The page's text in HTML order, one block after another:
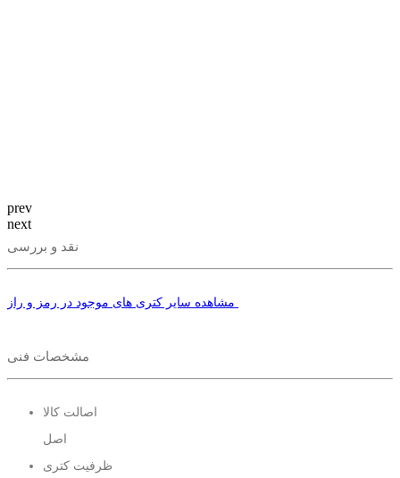
prev
next
نقد و بررسی
مشخصات فنی
اصالت کالا
اصل
ظرفیت کتری